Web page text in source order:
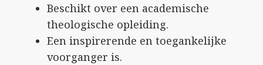
Beschikt over een academische
theologische opleiding.
Een inspirerende en toegankelijke
voorganger is.